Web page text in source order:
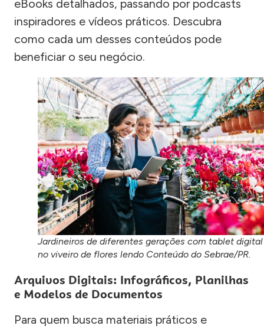
eBooks detalhados, passando por podcasts
inspiradores e vídeos práticos. Descubra
como cada um desses conteúdos pode
beneficiar o seu negócio.
Jardineiros de diferentes gerações com tablet digital
no viveiro de flores lendo Conteúdo do Sebrae/PR.
Arquivos Digitais: Infográficos, Planilhas
e Modelos de Documentos
Para quem busca materiais práticos e